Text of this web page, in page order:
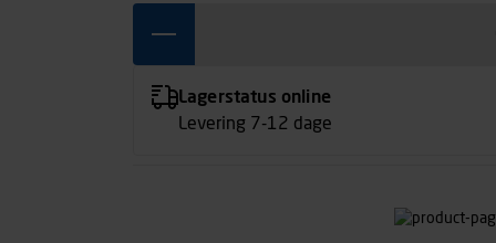
Lagerstatus online
Levering 7-12 dage